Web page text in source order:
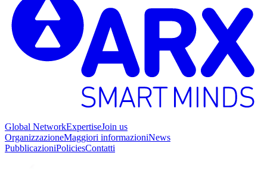
Global NetworkExpertiseJoin us
OrganizzazioneMaggiori informazioniNews
PubblicazioniPoliciesContatti